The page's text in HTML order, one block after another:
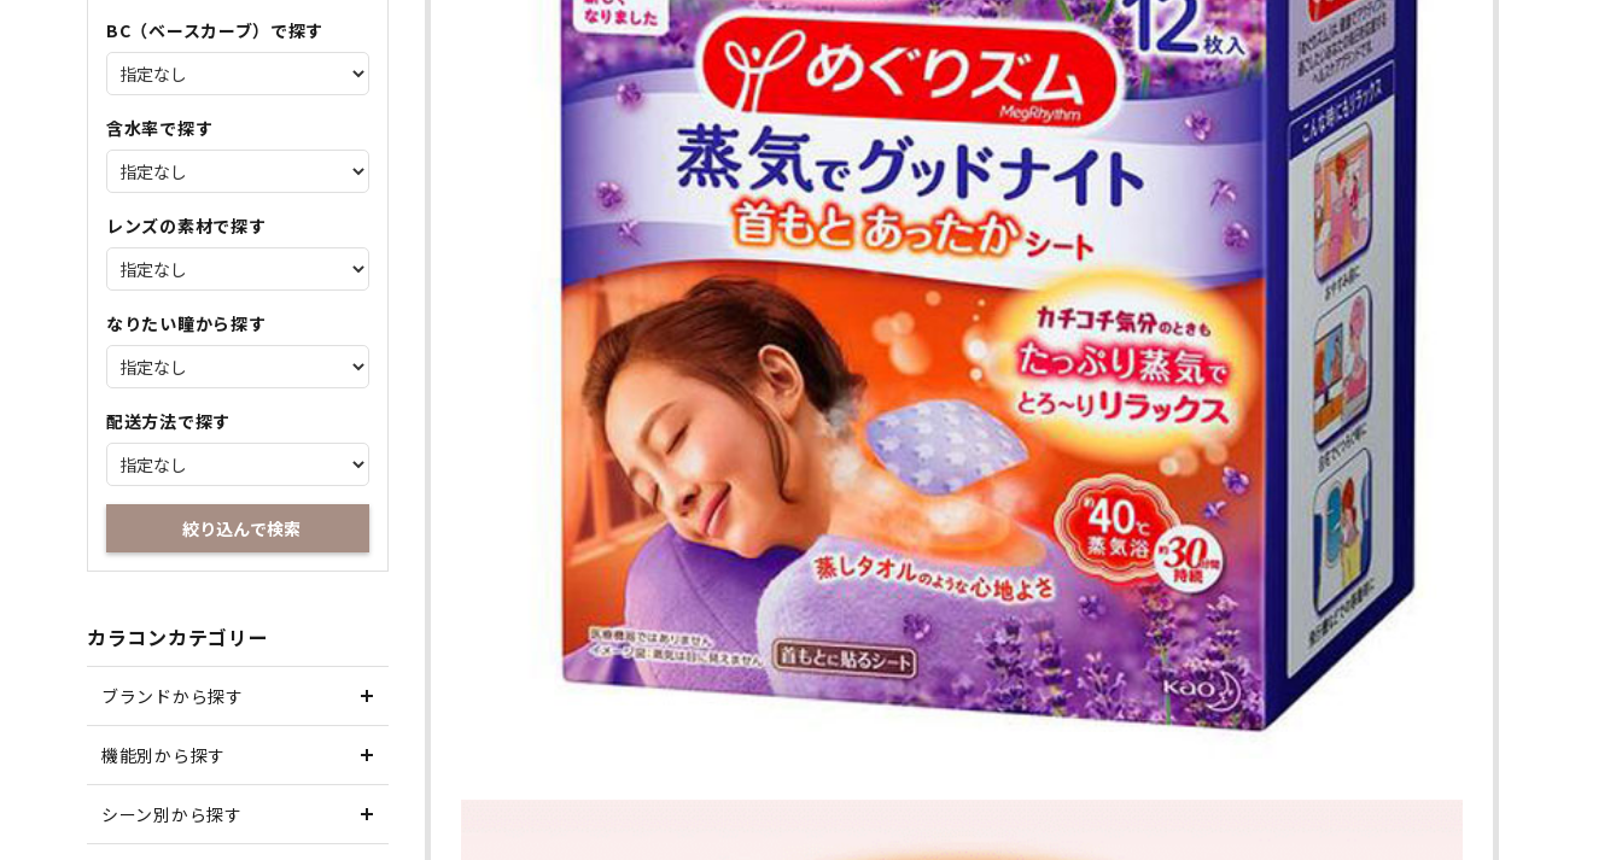
BC（ベースカーブ）で探す
含水率で探す
レンズの素材で探す
なりたい瞳から探す
配送方法で探す
絞り込んで検索
カラコンカテゴリー
ブランドから探す
機能別から探す
シーン別から探す